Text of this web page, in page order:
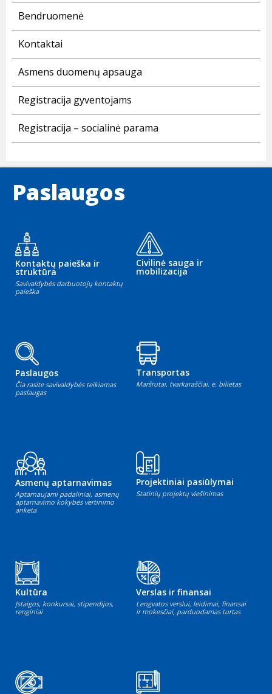
Bendruomenė
Kontaktai
Asmens duomenų apsauga
Registracija gyventojams
Registracija – socialinė parama
Paslaugos
Kontaktų paieška ir
struktūra
Savivaldybės darbuotojų kontaktų
paieška
Civilinė sauga ir
mobilizacija
Paslaugos
Čia rasite savivaldybės teikiamas
paslaugas
Transportas
Maršrutai, tvarkaraščiai, e. bilietas
Asmenų aptarnavimas
Aptarnaujami padaliniai, asmenų
aptarnavimo kokybės vertinimo
anketa
Projektiniai pasiūlymai
Statinių projektų viešinimas
Kultūra
Įstaigos, konkursai, stipendijos,
renginiai
Verslas ir finansai
Lengvatos verslui, leidimai, finansai
ir mokesčiai, parduodamas turtas